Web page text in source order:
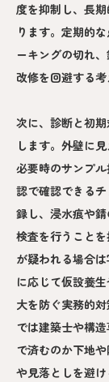
度を抑制し、長
ります。定期的
ーキングの切れ
改修を回避する考
次に、診断と初
します。外壁に
必要時のサンプ
認で確認できる
録し、浸水痕や
検査を行うこと
が疑われる場合
に応じて仮設養
大を防ぐ実務的
では建築士や構
で済むのか下地
や見落としを避け